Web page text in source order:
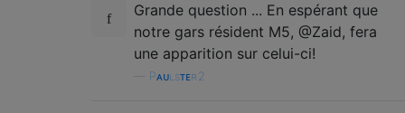
Grande question ... En espérant que
notre gars résident M5, @Zaid, fera
une apparition sur celui-ci!
Pᴀᴜʟsᴛᴇʀ2